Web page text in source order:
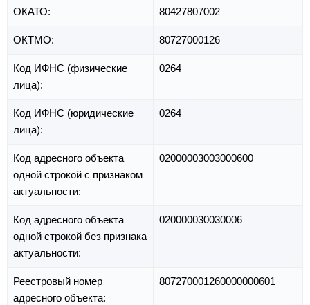
ОКАТО: 80427807002
ОКТМО: 80727000126
Код ИФНС (физические
лица):
0264
Код ИФНС (юридические
лица):
0264
Код адресного объекта
одной строкой с признаком
актуальности:
02000003003000600
Код адресного объекта
одной строкой без признака
актуальности:
020000030030006
Реестровый номер
адресного объекта:
807270001260000000601